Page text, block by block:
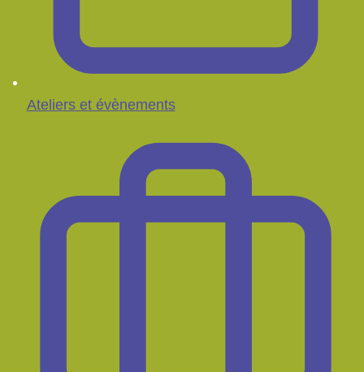
Ateliers et évènements